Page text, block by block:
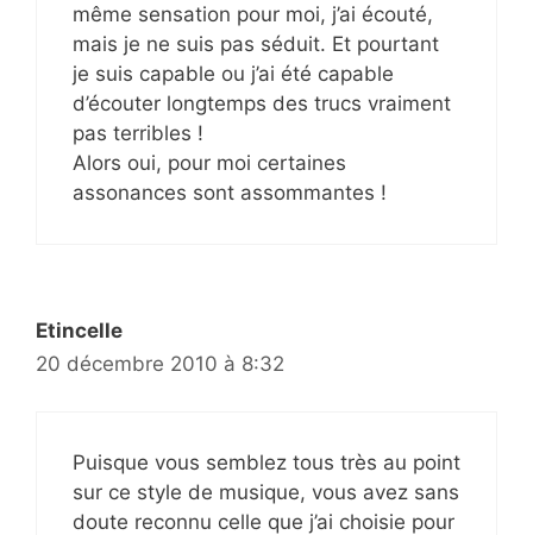
même sensation pour moi, j’ai écouté,
mais je ne suis pas séduit. Et pourtant
je suis capable ou j’ai été capable
d’écouter longtemps des trucs vraiment
pas terribles !
Alors oui, pour moi certaines
assonances sont assommantes !
Etincelle
20 décembre 2010 à 8:32
Puisque vous semblez tous très au point
sur ce style de musique, vous avez sans
doute reconnu celle que j’ai choisie pour